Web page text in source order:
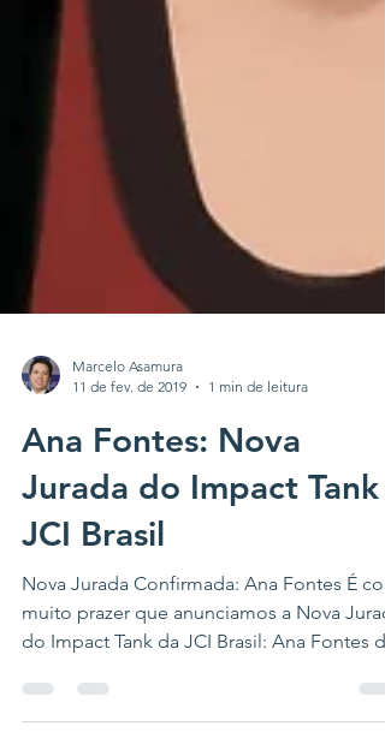
11 de fev. de 2019
1 min de leitura
Ana Fontes: Nova
Jurada do Impact Tank
JCI Brasil
Nova Jurada Confirmada: Ana Fontes É
do Impact Tank da JCI Brasil: Ana Fontes da
Rede...